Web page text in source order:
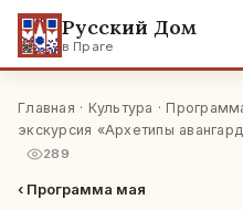
Русский Дом
в Праге
Главная · Культура ·
экскурсия «Архетипы
289
‹ Программа мая